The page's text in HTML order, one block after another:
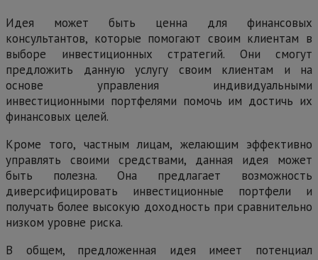
Идея может быть ценна для финансовых
консультантов, которые помогают своим клиентам в
выборе инвестиционных стратегий. Они смогут
предложить данную услугу своим клиентам и на
основе управления индивидуальными
инвестиционными портфелями помочь им достичь их
финансовых целей.
Кроме того, частным лицам, желающим эффективно
управлять своими средствами, данная идея может
быть полезна. Она предлагает возможность
диверсифицировать инвестиционные портфели и
получать более высокую доходность при сравнительно
низком уровне риска.
В общем, предложенная идея имеет потенциал